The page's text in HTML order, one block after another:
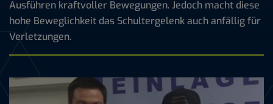
Ausführen kraftvoller Bewegungen. Jedoch macht diese
hohe Beweglichkeit das Schultergelenk auch anfällig für
Verletzungen.